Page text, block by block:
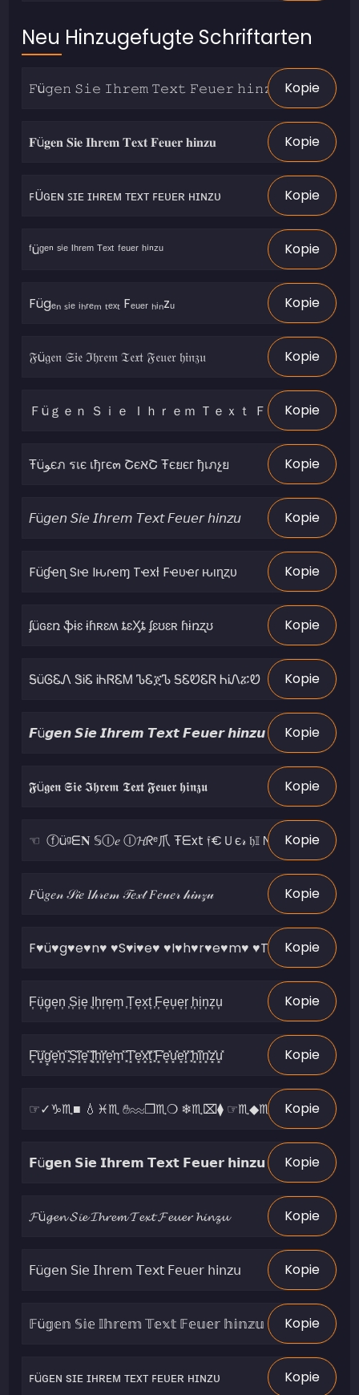
Neu Hinzugefugte Schriftarten
Kopie
Kopie
Kopie
Kopie
Kopie
Kopie
Kopie
Kopie
Kopie
Kopie
Kopie
Kopie
Kopie
Kopie
Kopie
Kopie
Kopie
Kopie
Kopie
Kopie
Kopie
Kopie
Kopie
Kopie
Kopie